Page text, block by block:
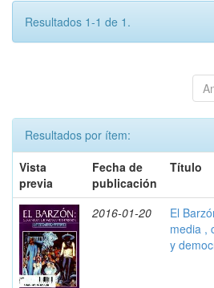
Resultados 1-1 de 1.
Resultados por ítem:
Vista
previa
Fecha de
publicación
Título
2016-01-20
El
media ,
y